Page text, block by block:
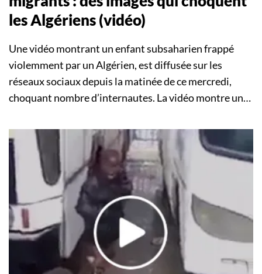
les Algériens (vidéo)
Une vidéo montrant un enfant subsaharien frappé
violemment par un Algérien, est diffusée sur les
réseaux sociaux depuis la matinée de ce mercredi,
choquant nombre d’internautes. La vidéo montre un…